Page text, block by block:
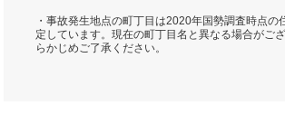
・事故発生地点の町丁目は2020年国勢調査時点の
定しています。現在の町丁目名と異なる場合がご
らかじめご了承ください。